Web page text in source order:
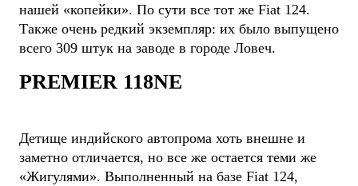
нашей «копейки». По сути все тот же Fiat 124.
Также очень редкий экземпляр: их было выпущено
всего 309 штук на заводе в городе Ловеч.
PREMIER 118NE
Детище индийского автопрома хоть внешне и
заметно отличается, но все же остается теми же
«Жигулями». Выполненный на базе Fiat 124,